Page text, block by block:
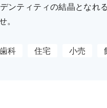
ンティティの結晶となれ
。
歯科 住宅 小売